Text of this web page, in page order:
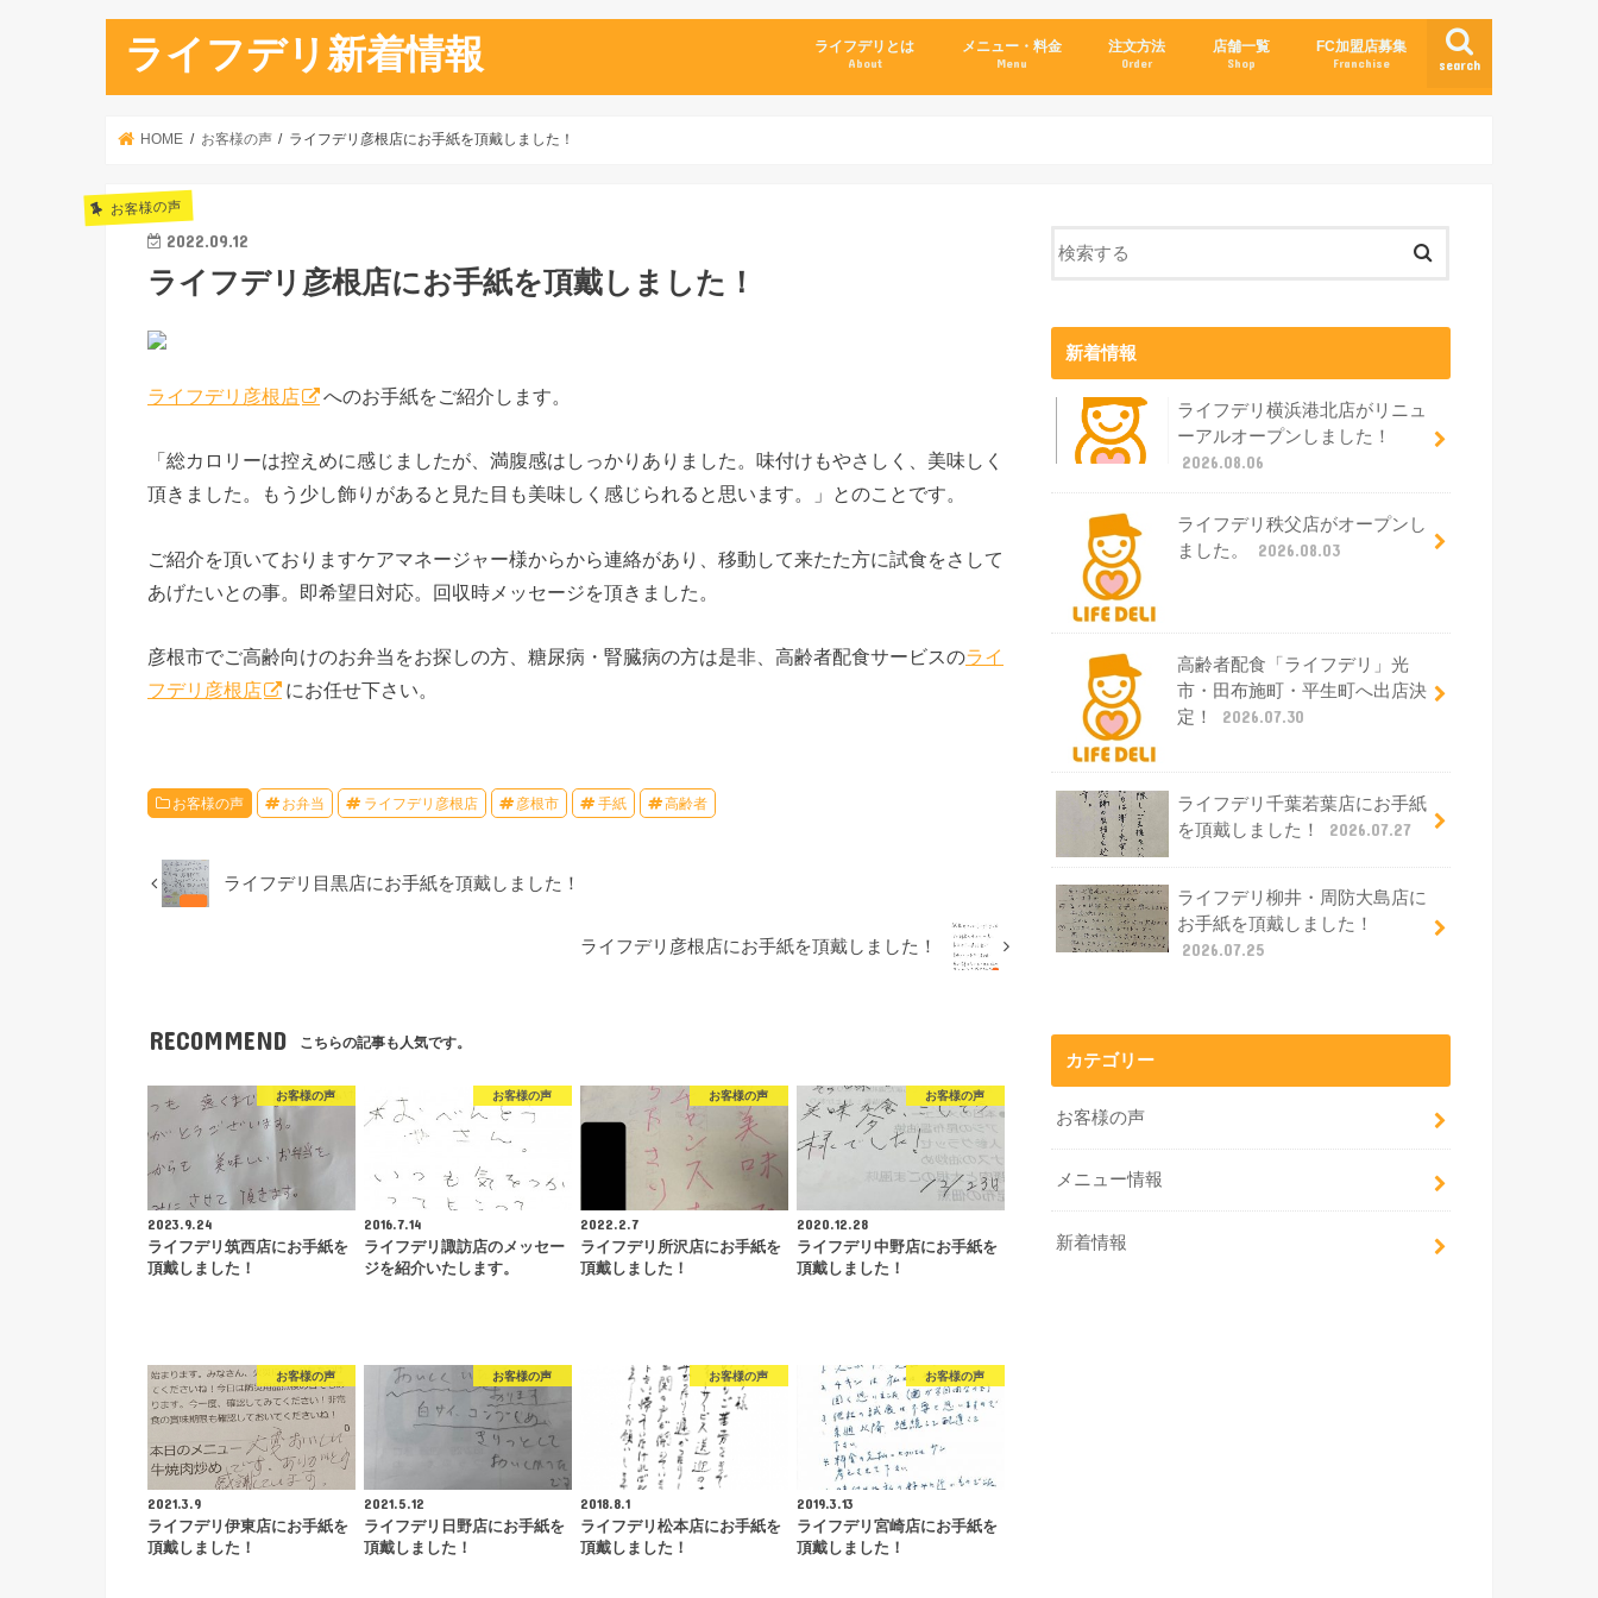
ライフデリ新着情報 search
ライフデリとは
About
メニュー・料金
Menu
注文方法
Order
店舗一覧
Shop
FC加盟店募集
Franchise
HOME お客様の声 ライフデリ彦根店にお手紙を頂戴しました！
お客様の声
2022.09.12
ライフデリ彦根店にお手紙を頂戴しました！
ライフデリ彦根店 へのお手紙をご紹介します。
「総カロリーは控えめに感じましたが、満腹感はしっかりありました。味付けもやさしく、美味しく
頂きました。もう少し飾りがあると見た目も美味しく感じられると思います。」とのことです。
ご紹介を頂いておりますケアマネージャー様からから連絡があり、移動して来たた方に試食をさして
あげたいとの事。即希望日対応。回収時メッセージを頂きました。
彦根市でご高齢向けのお弁当をお探しの方、糖尿病・腎臓病の方は是非、高齢者配食サービスのライ
フデリ彦根店
にお任せ下さい。
お客様の声 お弁当 ライフデリ彦根店 彦根市 手紙 高齢者
ライフデリ目黒店にお手紙を頂戴しました！
ライフデリ彦根店にお手紙を頂戴しました！
RECOMMEND こちらの記事も人気です。
お客様の声
2023.9.24
ライフデリ筑西店にお手紙を
頂戴しました！
お客様の声
2016.7.14
ライフデリ諏訪店のメッセー
ジを紹介いたします。
お客様の声
2022.2.7
ライフデリ所沢店にお手紙を
頂戴しました！
お客様の声
2020.12.28
ライフデリ中野店にお手紙を
頂戴しました！
お客様の声
2021.3.9
ライフデリ伊東店にお手紙を
頂戴しました！
お客様の声
2021.5.12
ライフデリ日野店にお手紙を
頂戴しました！
お客様の声
2018.8.1
ライフデリ松本店にお手紙を
頂戴しました！
お客様の声
2019.3.13
ライフデリ宮崎店にお手紙を
頂戴しました！
新着情報
ライフデリ横浜港北店がリニュ
ーアルオープンしました！
2026.08.06
ライフデリ秩父店がオープンし
ました。
2026.08.03
高齢者配食「ライフデリ」光
市・田布施町・平生町へ出店決
定！
2026.07.30
ライフデリ千葉若葉店にお手紙
を頂戴しました！
2026.07.27
ライフデリ柳井・周防大島店に
お手紙を頂戴しました！
2026.07.25
カテゴリー
お客様の声
メニュー情報
新着情報